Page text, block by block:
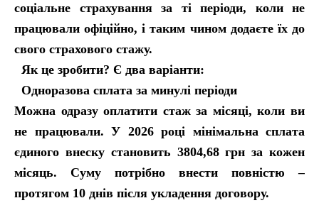
соціальне страхування за ті періоди, коли не
працювали офіційно, і таким чином додаєте їх до
свого страхового стажу.
Як це зробити? Є два варіанти:
Одноразова сплата за минулі періоди
Можна одразу оплатити стаж за місяці, коли ви
не працювали. У 2026 році мінімальна сплата
єдиного внеску становить 3804,68 грн за кожен
місяць. Суму потрібно внести повністю –
протягом 10 днів після укладення договору.